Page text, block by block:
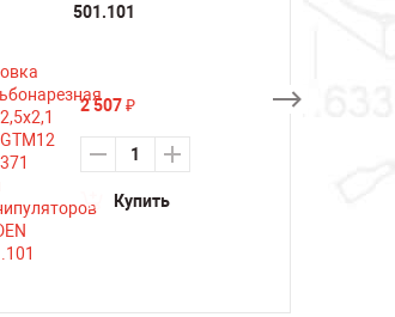
501.101
2 507 ₽
Купить